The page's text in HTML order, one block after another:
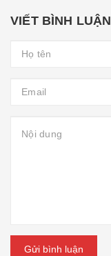
VIẾT BÌNH LUẬN
Gửi bình luận